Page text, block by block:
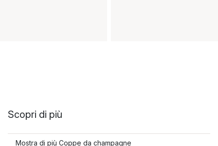
Scopri di più
Mostra di più Coppe da champagne